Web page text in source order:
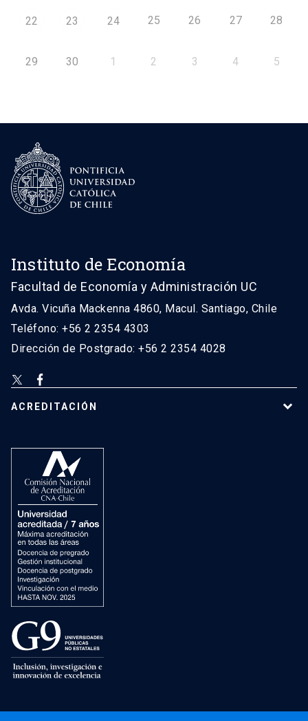
22 23 24 25 26 27 28
29 30 1 2 3 4 5
Instituto de Economía
Facultad de Economía y Administración UC
Avda. Vicuña Mackenna 4860, Macul. Santiago, Chile
Teléfono: +56 2 2354 4303
Dirección de Postgrado: +56 2 2354 4028
ACREDITACIÓN